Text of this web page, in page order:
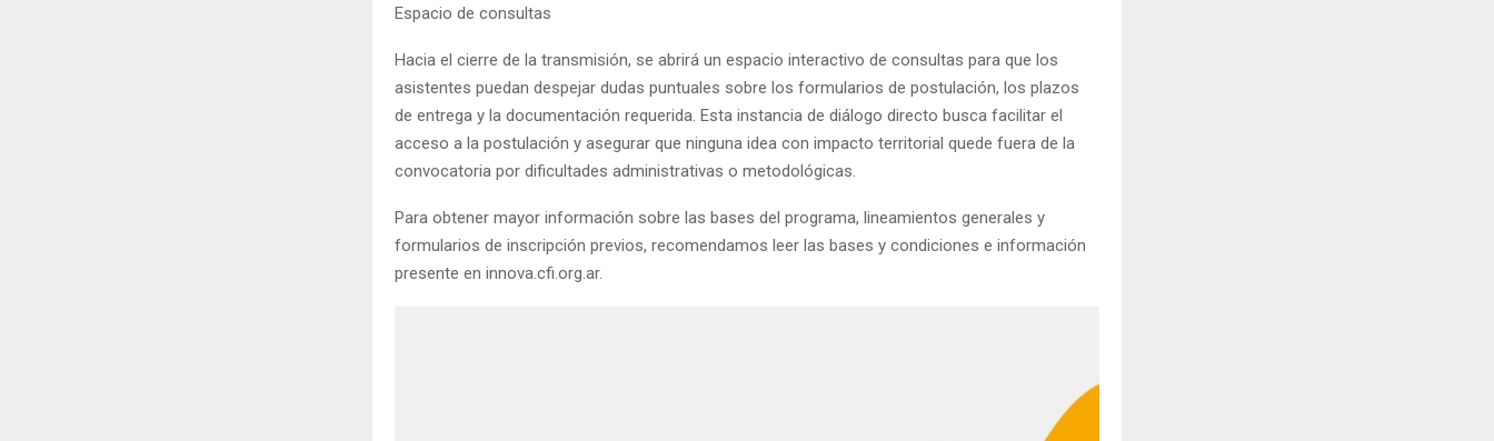
Espacio de consultas
Hacia el cierre de la transmisión, se abrirá un espacio interactivo de consultas para que los
asistentes puedan despejar dudas puntuales sobre los formularios de postulación, los plazos
de entrega y la documentación requerida. Esta instancia de diálogo directo busca facilitar el
acceso a la postulación y asegurar que ninguna idea con impacto territorial quede fuera de la
convocatoria por dificultades administrativas o metodológicas.
Para obtener mayor información sobre las bases del programa, lineamientos generales y
formularios de inscripción previos, recomendamos leer las bases y condiciones e información
presente en innova.cfi.org.ar.